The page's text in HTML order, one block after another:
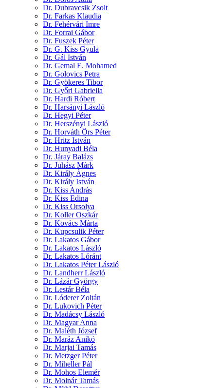
Dr. Dubravcsik Zsolt
Dr. Farkas Klaudia
Dr. Fehérvári Imre
Dr. Forrai Gábor
Dr. Fuszek Péter
Dr. G. Kiss Gyula
Dr. Gál István
Dr. Gemal E. Mohamed
Dr. Golovics Petra
Dr. Gyökeres Tibor
Dr. Győri Gabriella
Dr. Hardi Róbert
Dr. Harsányi László
Dr. Hegyi Péter
Dr. Herszényi László
Dr. Horváth Örs Péter
Dr. Hritz István
Dr. Hunyadi Béla
Dr. Járay Balázs
Dr. Juhász Márk
Dr. Király Ágnes
Dr. Király István
Dr. Kiss András
Dr. Kiss Edina
Dr. Kiss Orsolya
Dr. Koller Oszkár
Dr. Kovács Márta
Dr. Kupcsulik Péter
Dr. Lakatos Gábor
Dr. Lakatos László
Dr. Lakatos Lóránt
Dr. Lakatos Péter László
Dr. Landherr László
Dr. Lázár György
Dr. Lestár Béla
Dr. Lóderer Zoltán
Dr. Lukovich Péter
Dr. Madácsy László
Dr. Magyar Anna
Dr. Maléth József
Dr. Maráz Anikó
Dr. Marjai Tamás
Dr. Metzger Péter
Dr. Miheller Pál
Dr. Mohos Elemér
Dr. Molnár Tamás